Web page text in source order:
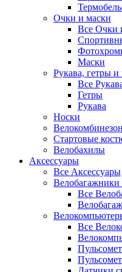
Очки и маски
Все Очки
Маски
Рукава, гетры и
Все
Гетры
Рукава
Носки
Стартовые
Велобахилы
Аксессуары
Все Аксессуары
Все
Все